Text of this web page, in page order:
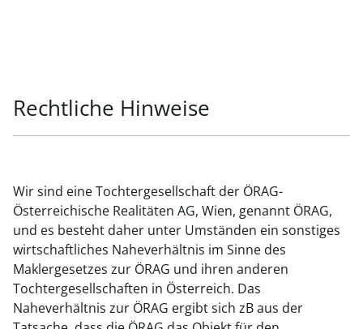
Rechtliche Hinweise
Wir sind eine Tochtergesellschaft der ÖRAG-
Österreichische Realitäten AG, Wien, genannt ÖRAG,
und es besteht daher unter Umständen ein sonstiges
wirtschaftliches Naheverhältnis im Sinne des
Maklergesetzes zur ÖRAG und ihren anderen
Tochtergesellschaften in Österreich. Das
Naheverhältnis zur ÖRAG ergibt sich zB aus der